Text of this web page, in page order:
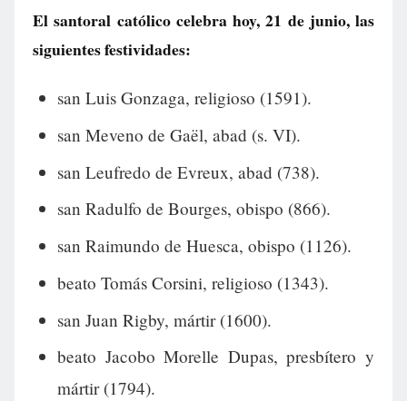
El santoral católico celebra hoy, 21 de junio, las
siguientes festividades:
san Luis Gonzaga, religioso (1591).
san Meveno de Gaël, abad (s. VI).
san Leufredo de Evreux, abad (738).
san Radulfo de Bourges, obispo (866).
san Raimundo de Huesca, obispo (1126).
beato Tomás Corsini, religioso (1343).
san Juan Rigby, mártir (1600).
beato Jacobo Morelle Dupas, presbítero y
mártir (1794).